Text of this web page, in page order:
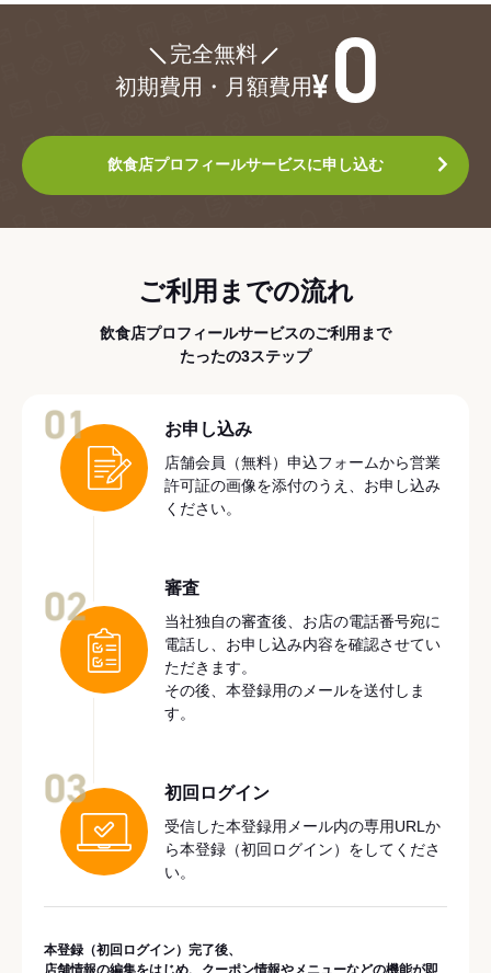
完全無料
初期費用・月額費用
飲食店プロフィールサービスに申し込む
ご利用までの流れ
飲食店プロフィールサービスのご利用まで
たったの3ステップ
お申し込み
店舗会員（無料）申込フォームから営業
許可証の画像を添付のうえ、お申し込み
ください。
審査
当社独自の審査後、お店の電話番号宛に
電話し、お申し込み内容を確認させてい
ただきます。
その後、本登録用のメールを送付しま
す。
初回ログイン
受信した本登録用メール内の専用URLか
ら本登録（初回ログイン）をしてくださ
い。
本登録（初回ログイン）完了後、
店舗情報の編集をはじめ、クーポン情報やメニューなどの機能が即